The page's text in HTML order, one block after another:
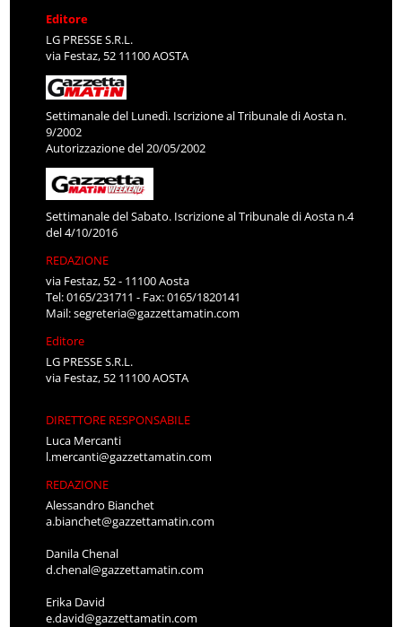
Editore
LG PRESSE S.R.L.
via Festaz, 52 11100 AOSTA
Settimanale del Lunedì. Iscrizione al Tribunale di Aosta n.
9/2002
Autorizzazione del 20/05/2002
Settimanale del Sabato. Iscrizione al Tribunale di Aosta n.4
del 4/10/2016
REDAZIONE
via Festaz, 52 - 11100 Aosta
Tel: 0165/231711 - Fax: 0165/1820141
Mail:segreteria@gazzettamatin.com
Editore
LG PRESSE S.R.L.
via Festaz, 52 11100 AOSTA
DIRETTORE RESPONSABILE
Luca Mercanti
l.mercanti@gazzettamatin.com
REDAZIONE
Alessandro Bianchet
a.bianchet@gazzettamatin.com
Danila Chenal
d.chenal@gazzettamatin.com
Erika David
e.david@gazzettamatin.com